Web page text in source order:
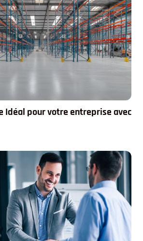
Idéal pour votre entreprise avec